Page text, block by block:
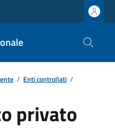
/ Enti controllati /
privato